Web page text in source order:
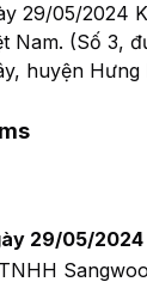
29/05/2024
Nam. (Số 3,
huyện
29/05/2024